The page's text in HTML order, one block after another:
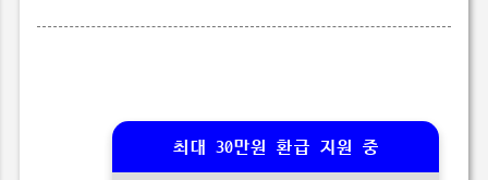
최대 30만원 환급 지원 중